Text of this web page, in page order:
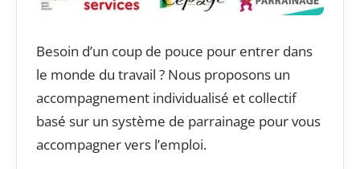
Besoin d’un coup de pouce pour entrer dans
le monde du travail ? Nous proposons un
accompagnement individualisé et collectif
basé sur un système de parrainage pour vous
accompagner vers l’emploi.